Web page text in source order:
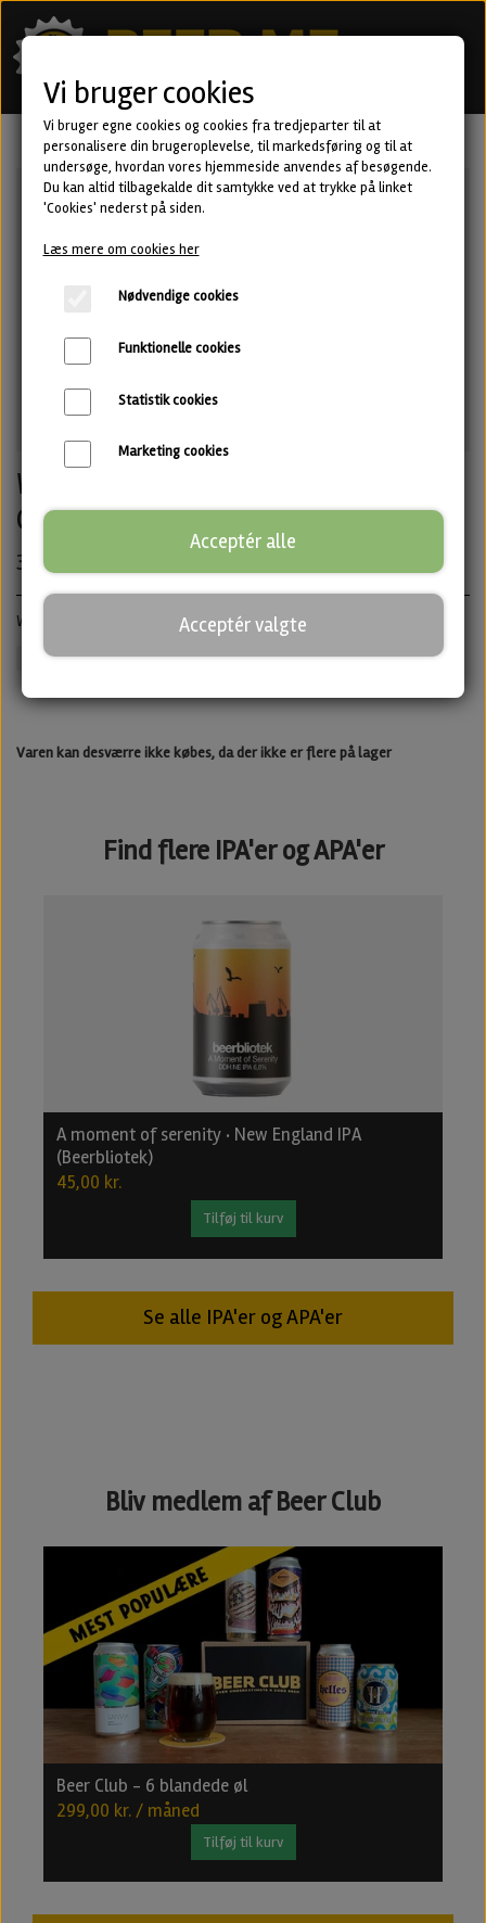
White Mamba - Witbier fra Two
Chefs
35,00 kr.
Witbier · ABV: 5,0% · Dåse: 33 cl.
Lyst Untappd
Varen kan desværre ikke købes, da der ikke er flere på lager
Find flere IPA'er og APA'er
A moment of serenity · New England IPA
(Beerbliotek)
45,00 kr.
Tilføj til kurv
Se alle IPA'er og APA'er
Bliv medlem af Beer Club
Beer Club - 6 blandede øl
299,00 kr. / måned
Tilføj til kurv
Vi bruger cookies
Vi bruger egne cookies og cookies fra tredjeparter til at
personalisere din brugeroplevelse, til markedsføring og til at
undersøge, hvordan vores hjemmeside anvendes af besøgende.
Du kan altid tilbagekalde dit samtykke ved at trykke på linket
'Cookies' nederst på siden.
Læs mere om cookies her
Nødvendige cookies
Funktionelle cookies
Statistik cookies
Marketing cookies
Acceptér alle
Acceptér valgte